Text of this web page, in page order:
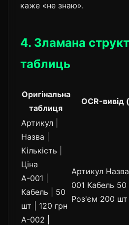
каже «не знаю».
4. Зламана
таблиць
Оригінальна
таблиця
OCR-вивід
Артикул |
Назва |
Кількість |
Ціна
A-001 |
Кабель | 50
шт | 120 грн
A-002 |
Артикул
001 Кабель
Роз'єм 200 шт